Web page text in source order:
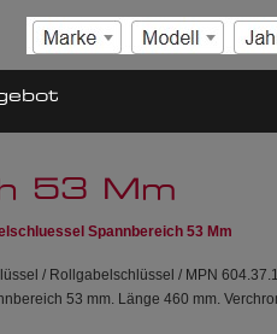
53 Mm
Spannbereich 53 Mm
/ Rollgabelschlüssel / MPN
53 mm. Länge 460 mm.